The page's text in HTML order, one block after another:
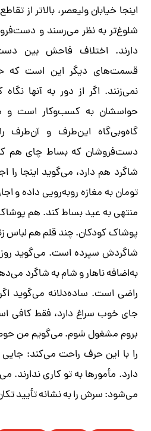
اینجا خیابان ولیعصر، بالاتر از
شلوغ‌تر به نظر می‌رسند و
دارند. اختلاف فاحش بین
قسمت‌های دیگر این است که
نمی‌زنند. اگر از دور به آنها
حواسشان به کسب‌وکار است و
گاه‌وبی‌گاه این‌طرف و آن‌طرف
دست‌فروشان که بساط چای هم
شاگرد هم دارد، می‌گوید اینجا را
تومان به مغازه روبه‌رویی داده و
منتهی به عید بساط کند. هم
پوشاک کودکان. چند قلم هم لباس
به‌اضافه ناهار و شام به شاگرد
راضی است. ساده‌دلانه می‌گوید
جای خوب سراغ دارد، فقط کافی
بروم مشغول شوم. می‌گویم من
را با این حرف راحت می‌کند:
دارد. مأمورها به تو کاری ندارند.
می‌شود: سرش را به نشانه تأیید